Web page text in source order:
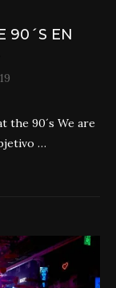
90´S EN
the 90´s We are
…